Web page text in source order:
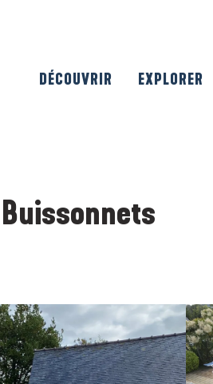
DÉCOUVRIR EXPLORER